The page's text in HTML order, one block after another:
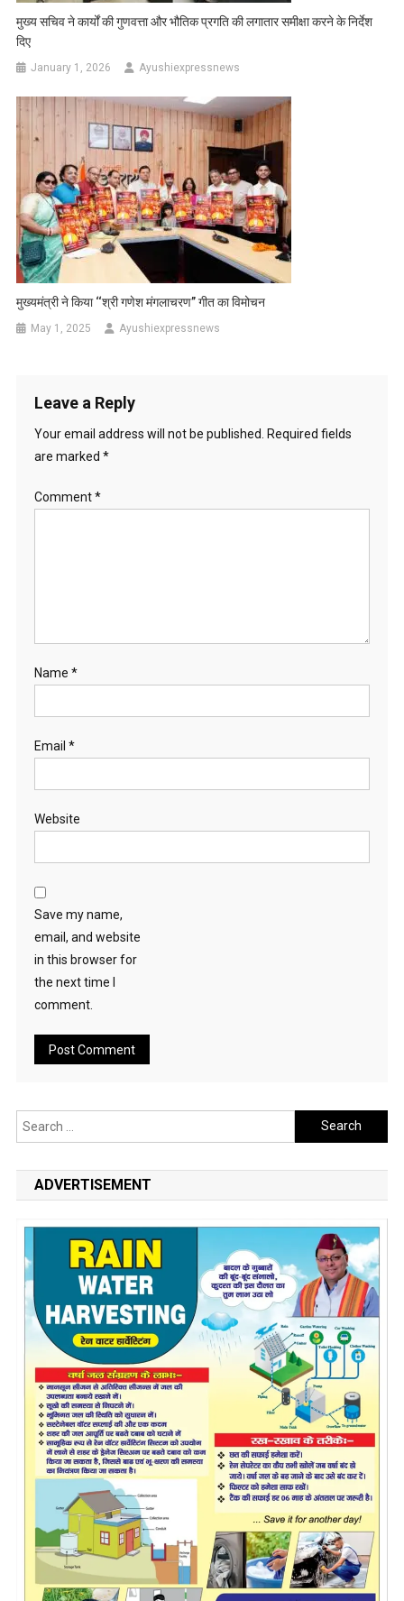
मुख्य सचिव ने कार्यों की गुणवत्ता और भौतिक प्रगति की लगातार समीक्षा करने के निर्देश
दिए
January 1, 2026 Ayushiexpressnews
मुख्यमंत्री ने किया ‘‘श्री गणेश मंगलाचरण’’ गीत का विमोचन
May 1, 2025 Ayushiexpressnews
Leave a Reply
Your email address will not be published.
Required fields
are marked *
Comment*
Name *
Email *
Website
Save my name,
email, and website
in this browser for
the next time I
comment.
Search
for:
ADVERTISEMENT